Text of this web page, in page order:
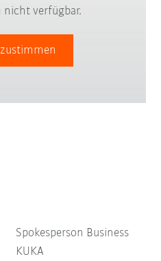
nicht verfügbar.
Spokesperson Business
KUKA